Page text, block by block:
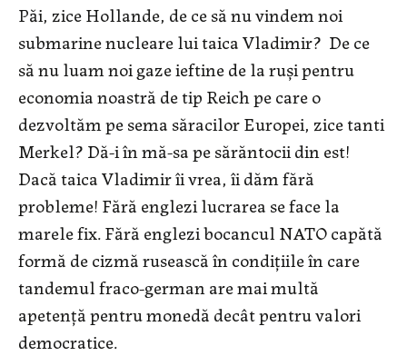
Păi, zice Hollande, de ce să nu vindem noi
submarine nucleare lui taica Vladimir? De ce
să nu luam noi gaze ieftine de la ruși pentru
economia noastră de tip Reich pe care o
dezvoltăm pe sema săracilor Europei, zice tanti
Merkel? Dă-i în mă-sa pe sărăntocii din est!
Dacă taica Vladimir îi vrea, îi dăm fără
probleme! Fără englezi lucrarea se face la
marele fix. Fără englezi bocancul NATO capătă
formă de cizmă rusească în condițiile în care
tandemul fraco-german are mai multă
apetență pentru monedă decât pentru valori
democratice.